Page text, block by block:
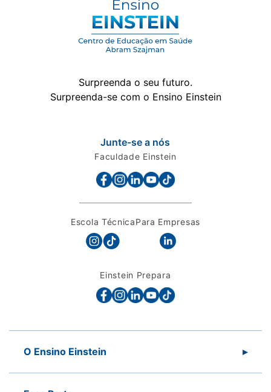
Surpreenda o seu futuro.
Surpreenda-se com o Ensino Einstein
Junte-se a nós
Faculdade Einstein
Escola TécnicaPara Empresas
Einstein Prepara
O Ensino Einstein